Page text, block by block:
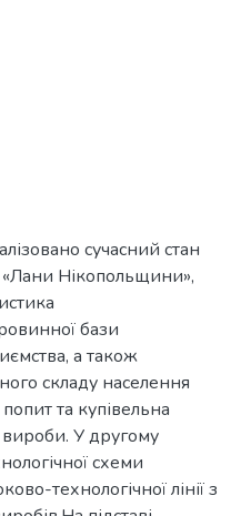
сучасний стан
Нікопольщини»,
бази
а також
складу населення
та купівельна
вироби. У другому
схеми
технологічної лінії з